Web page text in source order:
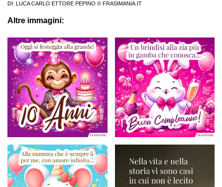
DI:
LUCA CARLO ETTORE PEPINO © FRASIMANIA.IT
Altre immagini: